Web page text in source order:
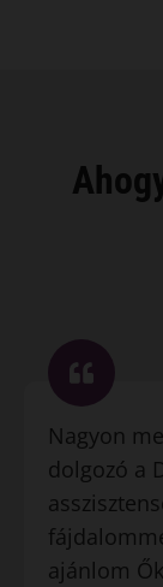
Nagyon
dolgozó a
ajánlom